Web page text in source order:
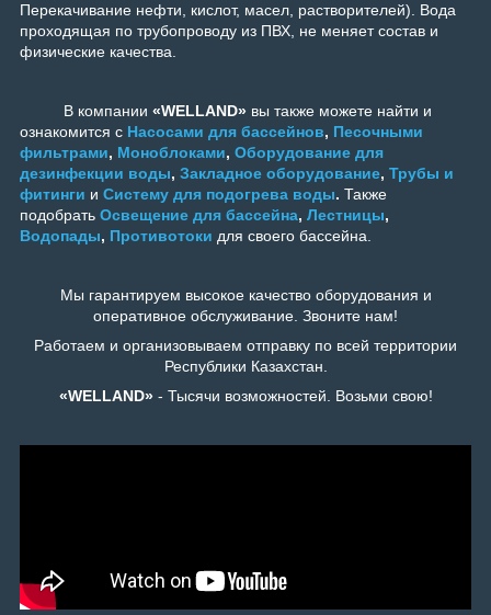
Перекачивание нефти, кислот, масел, растворителей). Вода
проходящая по трубопроводу из ПВХ, не меняет состав и
физические качества.
В компании «WELLAND» вы также можете найти и
ознакомится с Насосами для бассейнов, Песочными
фильтрами, Моноблоками, Оборудование для
дезинфекции воды, Закладное оборудование, Трубы и
фитинги и Систему для подогрева воды. Также
подобрать Освещение для бассейна, Лестницы,
Водопады, Противотоки для своего бассейна.
Мы гарантируем высокое качество оборудования и
оперативное обслуживание. Звоните нам!
Работаем и организовываем отправку по всей территории
Республики Казахстан.
«WELLAND»- Тысячи возможностей. Возьми свою!